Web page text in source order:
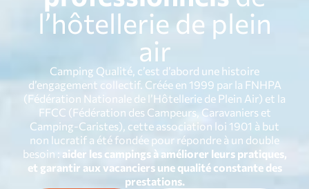
l’hôtellerie de plein
air
Camping Qualité, c’est d’abord une histoire
d’engagement collectif. Créée en 1999 par la FNHPA
(Fédération Nationale de l’Hôtellerie de Plein Air) et la
FFCC (Fédération des Campeurs, Caravaniers et
Camping-Caristes), cette association loi 1901 à but
non lucratif a été fondée pour répondre à un double
besoin : aider les campings à améliorer leurs pratiques,
et garantir aux vacanciers une qualité constante des
prestations.